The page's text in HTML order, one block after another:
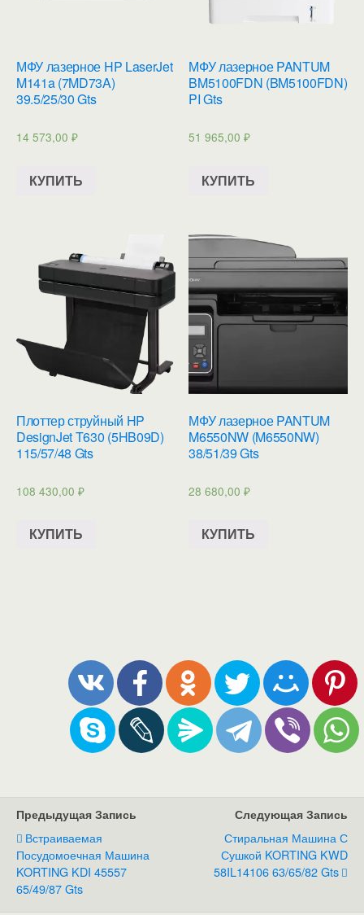
МФУ лазерное HP LaserJet
M141a (7MD73A)
39.5/25/30 Gts
14 573,00 ₽
КУПИТЬ
МФУ лазерное PANTUM
BM5100FDN (BM5100FDN)
PI Gts
51 965,00₽
КУПИТЬ
Плоттер струйный HP
DesignJet T630 (5HB09D)
115/57/48 Gts
108 430,00 ₽
КУПИТЬ
МФУ лазерное PANTUM
M6550NW (M6550NW)
38/51/39 Gts
28 680,00₽
КУПИТЬ
Предыдущая Запись
Встраиваемая
Посудомоечная Машина
KORTING KDI 45557
65/49/87 Gts
Следующая Запись
Стиральная Машина С
Сушкой KORTING KWD
58IL14106 63/65/82 Gts